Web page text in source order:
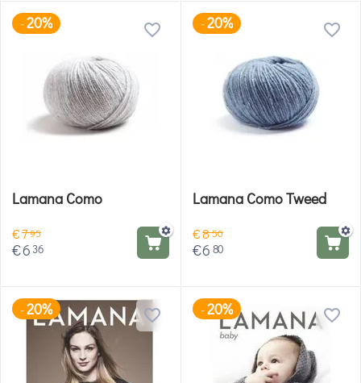
-20%
Lamana Como
€795
€6 36
-20%
Lamana Como Tweed
€850
€6 80
-20% -20%